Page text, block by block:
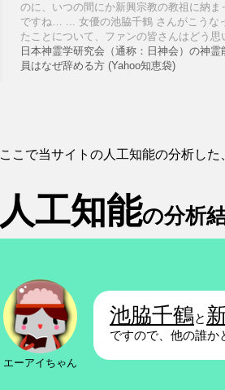
のに、いつの間にか新興宗教の教祖に納ま
ですね… ... 女優の池脇千鶴 さんがこうな
たことについて、ファンの皆さんはどう思
日本神霊学研究会（通称：日神会）の神霊
員はなぜ辞める方 (Yahoo知恵袋)
ここで当サイトの人工知能の分析し
人工知能の分析
エーアイちゃん
池脇千鶴と
ですので、他の誰か